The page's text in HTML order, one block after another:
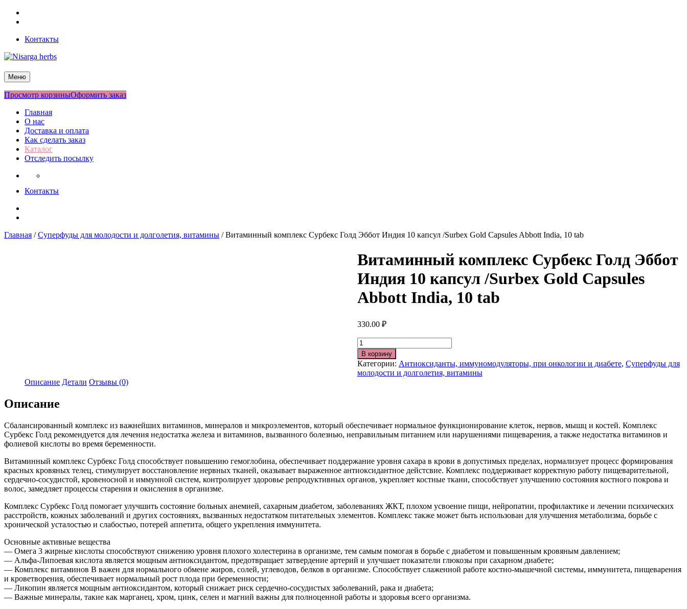
Перейти
Контакты
Nisarga herbs
Меню
Просмотр корзиныОформить заказ
Главная
О нас
Доставка и оплата
Как сделать заказ
Каталог
Отследить посылку
Контакты
Главная /Суперфуды для молодости и долголетия, витамины / Витаминный комплекс Сурбекс Голд Эббот Индия 10 капсул /Surbex Gold Capsules Abbott India, 10 tab
Витаминный комплекс Сурбекс Голд Эббот
Индия 10 капсул /Surbex Gold Capsules
Abbott India, 10 tab
330.00 ₽
Количество
В корзину
Категории: Антиоксиданты, иммуномодуляторы, при онкологии и диабете, Суперфуды для
молодости и долголетия, витамины
Описание Детали Отзывы (0)
Описание
Сбалансированный комплекс из важнейших витаминов, минералов и микроэлементов, который обеспечивает нормальное функционирование клеток, нервов, мышц и костей. Комплекс
Сурбекс Голд рекомендуется для лечения недостатка железа и витаминов, вызванного болезнью, неправильным питанием или нарушениями пищеварения, а также недостатка витаминов и
фолиевой кислоты во время беременности.
Витаминный комплекс Сурбекс Голд способствует повышению гемоглобина, обеспечивает поддержание уровня сахара в крови в допустимых пределах, нормализует процесс формирования
красных кровяных телец, стимулирует восстановление нервных тканей, оказывает выраженное антиоксидантное дейстсвие. Комплекс поддерживает корректную работу пищеварительной,
сердечно-сосудистой, кровеносной и иммунной систем, контролирует здоровье репродуктивных органов, укрепляет костные ткани, способствует улучшению состояния костного покрова и
волос, замедляет процессы старения и окисления в организме.
Комплекс Сурбекс Голд помогает улучшить состояние больных анемией, сахарным диабетом, заболеваниях ЖКТ, плохом усвоение пищи, нейропатии, профилактике и лечении психических
расстройств, кожных заболеваний и других состояниях, вызванных недостатком питательных элементов. Комплекс также может быть использован для улучшения метаболизма, борьбе с
хронической усталостью и слабостью, потерей аппетита, общего укрепления иммунитета.
Основные активные вещества
— Омега 3 жирные кислоты способствуют снижению уровня плохого холестерина в организме, тем самым помогая в борьбе с диабетом и повышенным кровяным давлением;
— Альфа-Липоевая кислота является мощным антиоксидантом, предотвращает затвердение артерий и улучшает показатели глюкозы при сахарном диабете;
— Комплекс витаминов В важен для нормального обмене жиров, солей, углеводов, белков в организме. Способствует слаженной работе костно-мышечной системы, иммунитета, пищеварения
и кроветворения, обеспечивает нормальный рост плода при беременности;
— Ликопин является мощным антиоксидантом, который снижает риск сердечно-сосудистых заболеваний, рака и диабета;
— Важные минералы, такие как марганец, хром, цинк, селен и магний важны для полноценной работы и здоровья всего организма.